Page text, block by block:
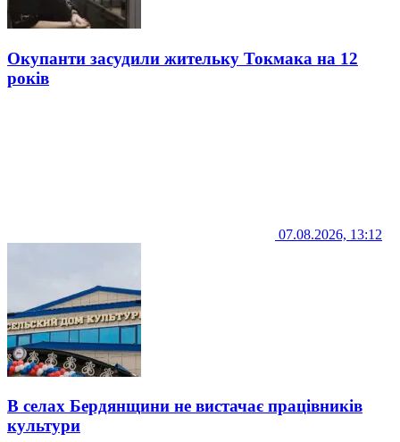
Окупанти засудили жительку Токмака на 12
років
07.08.2026, 13:12
В селах Бердянщини не вистачає працівників
культури